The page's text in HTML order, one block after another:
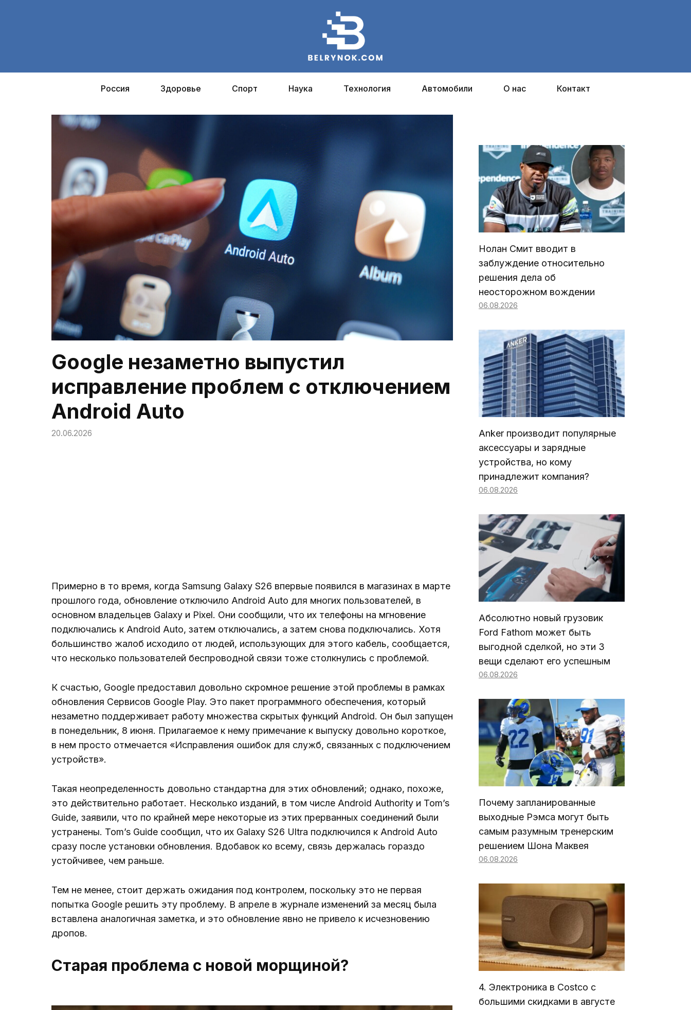
Россия Здоровье Спорт Наука Технология Автомобили О нас Контакт
Google незаметно выпустил
исправление проблем с отключением
Android Auto
20.06.2026
Примерно в то время, когда Samsung Galaxy S26 впервые появился в магазинах в марте
прошлого года, обновление отключило Android Auto для многих пользователей, в
основном владельцев Galaxy и Pixel. Они сообщили, что их телефоны на мгновение
подключались к Android Auto, затем отключались, а затем снова подключались. Хотя
большинство жалоб исходило от людей, использующих для этого кабель, сообщается,
что несколько пользователей беспроводной связи тоже столкнулись с проблемой.
К счастью, Google предоставил довольно скромное решение этой проблемы в рамках
обновления Сервисов Google Play. Это пакет программного обеспечения, который
незаметно поддерживает работу множества скрытых функций Android. Он был запущен
в понедельник, 8 июня. Прилагаемое к нему примечание к выпуску довольно короткое,
в нем просто отмечается «Исправления ошибок для служб, связанных с подключением
устройств».
Такая неопределенность довольно стандартна для этих обновлений; однако, похоже,
это действительно работает. Несколько изданий, в том числе Android Authority и Tom’s
Guide, заявили, что по крайней мере некоторые из этих прерванных соединений были
устранены. Tom’s Guide сообщил, что их Galaxy S26 Ultra подключился к Android Auto
сразу после установки обновления. Вдобавок ко всему, связь держалась гораздо
устойчивее, чем раньше.
Тем не менее, стоит держать ожидания под контролем, поскольку это не первая
попытка Google решить эту проблему. В апреле в журнале изменений за месяц была
вставлена ​​аналогичная заметка, и это обновление явно не привело к исчезновению
дропов.
Старая проблема с новой морщиной?
Нолан Смит вводит в
заблуждение относительно
решения дела об
неосторожном вождении
06.08.2026
Anker производит популярные
аксессуары и зарядные
устройства, но кому
принадлежит компания?
06.08.2026
Абсолютно новый грузовик
Ford Fathom может быть
выгодной сделкой, но эти 3
вещи сделают его успешным
06.08.2026
Почему запланированные
выходные Рэмса могут быть
самым разумным тренерским
решением Шона Маквея
06.08.2026
4. Электроника в Costco с
большими скидками в августе